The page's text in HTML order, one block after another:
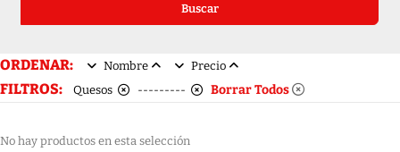
Buscar
ORDENAR: Nombre Precio
FILTROS: Quesos --------- Borrar Todos
No hay productos en esta selección